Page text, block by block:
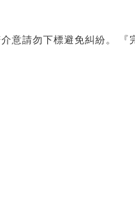
意請勿下標避免糾紛。 『